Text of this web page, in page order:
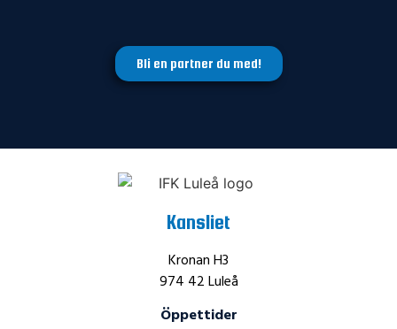
Bli en partner du med!
Kansliet
Kronan H3
974 42 Luleå
Öppettider